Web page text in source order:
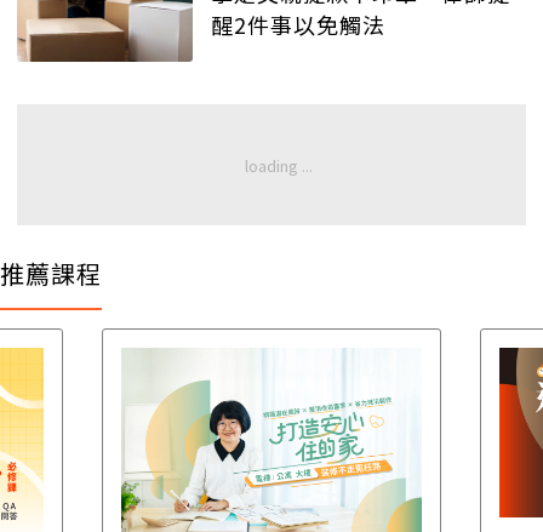
醒2件事以免觸法
推薦課程